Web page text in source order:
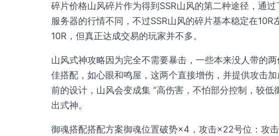
碎片价格山风碎片作为得到SSR山风的第二种途径，通
服务器的行情不同，不过SSR山风的碎片基本稳定在
10R，但真正达成交易的玩家并不多。
山风式神攻略因为完全不需要暴击，一些本来没人带的
佳搭配，如心眼和鸣屋，这两个直接增伤，并提供攻击
前的设计，山风会变成集 “高伤害，不怕部分控制，较低
出式神。
御魂搭配搭配方案御魂位置破势×4，攻击×22号位：攻